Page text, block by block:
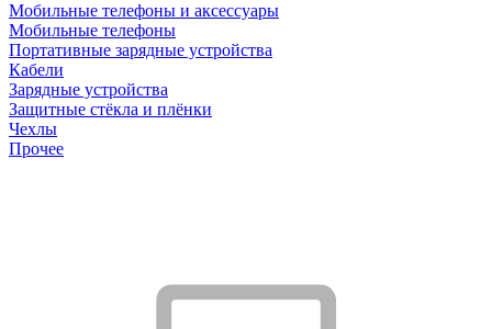
Мобильные телефоны и аксессуары
Мобильные телефоны
Портативные зарядные устройства
Кабели
Зарядные устройства
Защитные стёкла и плёнки
Чехлы
Прочее